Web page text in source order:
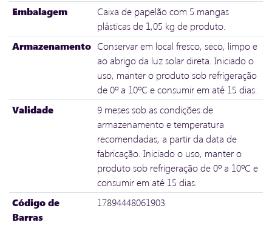
Embalagem
Caixa de papelão com 5 mangas
plásticas de 1,05 kg de produto.
Armazenamento Conservar em local fresco, seco, limpo e
ao abrigo da luz solar direta. Iniciado o
uso, manter o produto sob refrigeração
de 0º a 10ºC e consumir em até 15 dias.
Validade
9 meses sob as condições de
armazenamento e temperatura
recomendadas, a partir da data de
fabricação. Iniciado o uso, manter o
produto sob refrigeração de 0º a 10ºC e
consumir em até 15 dias.
Código de
Barras
17894448061903